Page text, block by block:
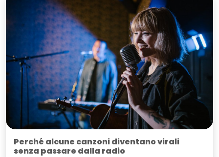
Perché alcune canzoni diventano virali
senza passare dalla radio